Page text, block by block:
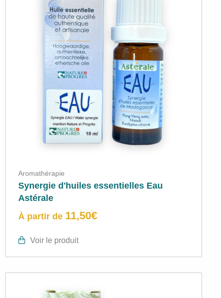
Aromathérapie
Synergie d'huiles essentielles Eau
Astérale
À partir de 11,50€
Voir le produit